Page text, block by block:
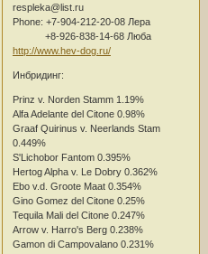
respleka@list.ru
Phone: +7-904-212-20-08 Лера
+8-926-838-14-68 Люба
http://www.hev-dog.ru/
Инбридинг:
Prinz v. Norden Stamm 1.19%
Alfa Adelante del Citone 0.98%
Graaf Quirinus v. Neerlands Stam
0.449%
S'Lichobor Fantom 0.395%
Hertog Alpha v. Le Dobry 0.362%
Ebo v.d. Groote Maat 0.354%
Gino Gomez del Citone 0.25%
Tequila Mali del Citone 0.247%
Arrow v. Harro's Berg 0.238%
Gamon di Campovalano 0.231%